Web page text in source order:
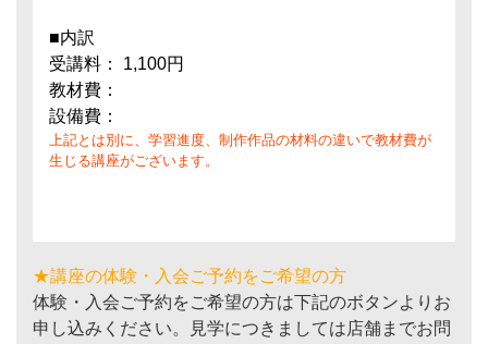
■内訳
受講料： 1,100円
教材費：
設備費：
上記とは別に、学習進度、制作作品の材料の違いで教材費が
生じる講座がございます。
★講座の体験・入会ご予約をご希望の方
体験・入会ご予約をご希望の方は下記のボタンよりお
申し込みください。見学につきましては店舗までお問